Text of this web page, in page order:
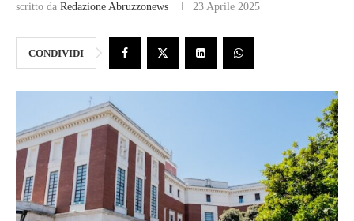
scritto da Redazione Abruzzonews 23 Aprile 2025
CONDIVIDI